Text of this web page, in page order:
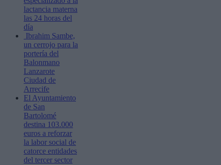
lactancia materna
las 24 horas del
día
Ibrahim Sambe,
un cerrojo para la
portería del
Balonmano
Lanzarote
Ciudad de
Arrecife
El Ayuntamiento
de San
Bartolomé
destina 103.000
euros a reforzar
la labor social de
catorce entidades
del tercer sector